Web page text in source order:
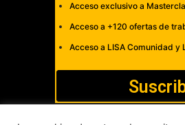
Acceso exclusivo a
Acceso a +120 ofertas de
Acceso a LISA Comunidad y